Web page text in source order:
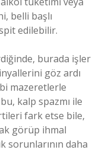
belli başlı
edilebilir.
burada işler
göz ardı
mazeretlerle
kalp spazmı ile
fark etse bile,
görüp ihmal
sorunlarının daha